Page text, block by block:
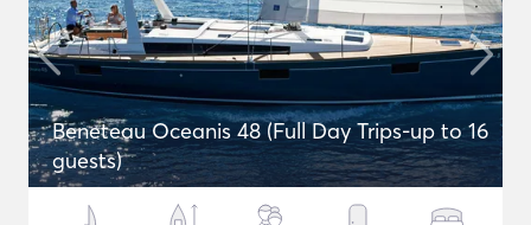
Beneteau Oceanis 48 (Full Day Trips-up to 16
guests)